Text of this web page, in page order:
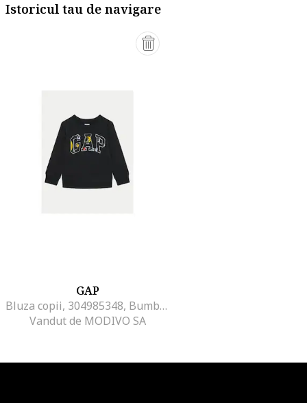
Istoricul tau de navigare
GAP
Bluza copii, 304985348, Bumbac/Poliester, 134 CM, Negru
Vandut de MODIVO SA